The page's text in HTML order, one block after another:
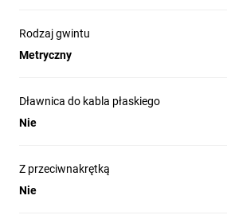
Rodzaj gwintu
Metryczny
Dławnica do kabla płaskiego
Nie
Z przeciwnakrętką
Nie